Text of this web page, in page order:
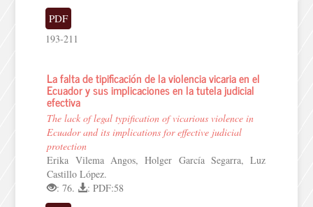
PDF
193-211
La falta de tipificación de la violencia vicaria en el
Ecuador y sus implicaciones en la tutela judicial
efectiva
The lack of legal typification of vicarious violence in
Ecuador and its implications for effective judicial
protection
Erika Vilema Angos, Holger García Segarra, Luz
Castillo López.
: 76.
: PDF:58